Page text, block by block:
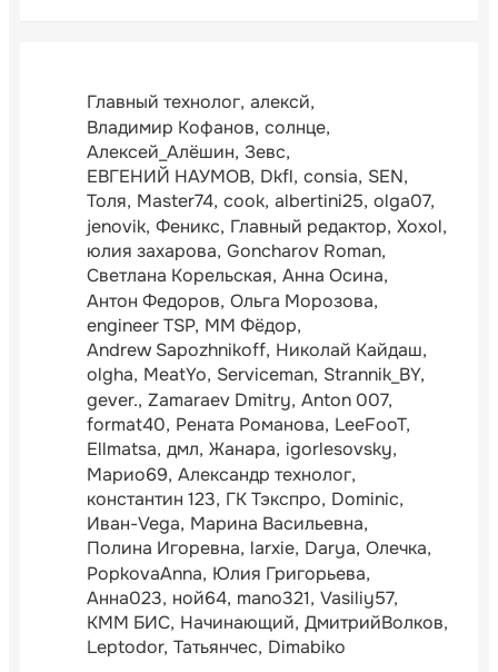
Главный технолог алексй
Владимир Кофанов солнце
Алексей_Алёшин Зевс
ЕВГЕНИЙ НАУМОВ Dkfl consia SEN
Толя Master74 cook albertini25 olga07
jenovik Феникс Главный редактор Xoxol
юлия захарова Goncharov Roman
Светлана Корельская Анна Осина
Антон Федоров Ольга Морозова
engineer TSP ММ Фёдор
Andrew Sapozhnikoff Николай Кайдаш
olgha MeatYo Serviceman Strannik_BY
gever. Zamaraev Dmitry Anton 007
format40 Рената Романова LeeFooT
Ellmatsa дмл Жанара igorlesovsky
Марио69 Александр технолог
константин 123 ГК Тэкспро Dominic
Иван-Vega Марина Васильевна
Полина Игоревна larxie Darya Олечка
PopkovaAnna Юлия Григорьева
Анна023 ной64 mano321 Vasiliy57
КММ БИС Начинающий ДмитрийВолков
Leptodor Татьянчес Dimabiko